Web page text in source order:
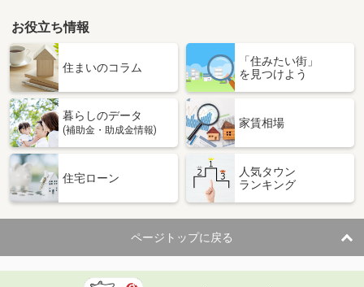
お役立ち情報
住まいのコラム
「住みたい街」
を見つけよう
暮らしのデータ
(補助金・助成金情報)
家賃相場
住宅ローン
人気タウン
ランキング
ページトップに戻る